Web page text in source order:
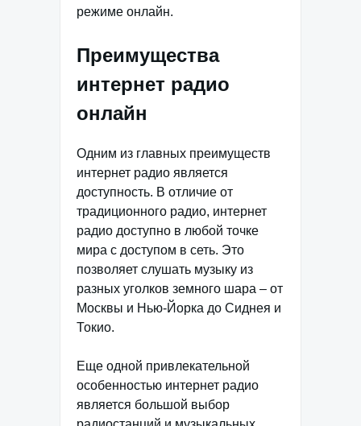
режиме онлайн.
Преимущества
интернет радио
онлайн
Одним из главных преимуществ
интернет радио является
доступность. В отличие от
традиционного радио, интернет
радио доступно в любой точке
мира с доступом в сеть. Это
позволяет слушать музыку из
разных уголков земного шара – от
Москвы и Нью-Йорка до Сиднея и
Токио.
Еще одной привлекательной
особенностью интернет радио
является большой выбор